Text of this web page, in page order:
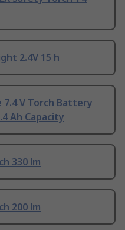
2.4V 15 h
V Torch Battery
Ah Capacity
330 lm
200 lm